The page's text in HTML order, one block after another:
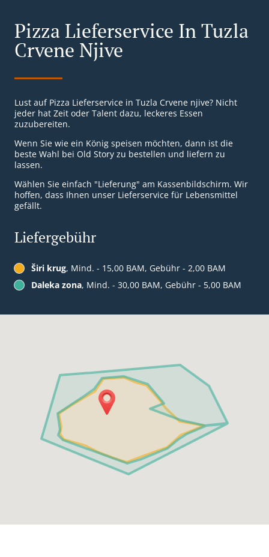
Pizza Lieferservice In Tuzla
Crvene Njive
Lust auf Pizza Lieferservice in Tuzla Crvene njive? Nicht
jeder hat Zeit oder Talent dazu, leckeres Essen
zuzubereiten.
Wenn Sie wie ein König speisen möchten, dann ist die
beste Wahl bei Old Story zu bestellen und liefern zu
lassen.
Wählen Sie einfach "Lieferung" am Kassenbildschirm. Wir
hoffen, dass Ihnen unser Lieferservice für Lebensmittel
gefällt.
Liefergebühr
Širi krug, Mind. - 15,00 BAM, Gebühr - 2,00 BAM
Daleka zona, Mind. - 30,00 BAM, Gebühr - 5,00 BAM